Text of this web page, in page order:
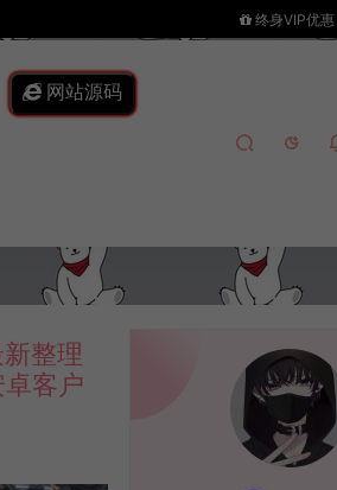
终身VIP优惠
网站源码
整理
客户